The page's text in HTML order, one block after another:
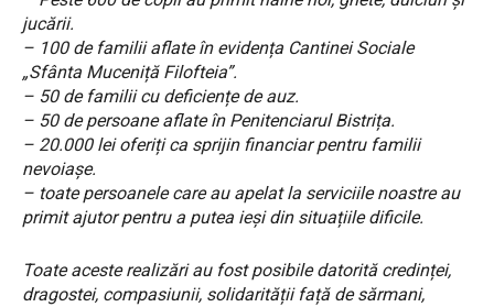
jucării.
– 100 de familii aflate în evidența Cantinei Sociale
„Sfânta Muceniță Filofteia”.
– 50 de familii cu deficiențe de auz.
– 50 de persoane aflate în Penitenciarul Bistrița.
– 20.000 lei oferiți ca sprijin financiar pentru familii
nevoiașe.
– toate persoanele care au apelat la serviciile noastre au
primit ajutor pentru a putea ieși din situațiile dificile.
Toate aceste realizări au fost posibile datorită credinței,
dragostei, compasiunii, solidarității față de sărmani,